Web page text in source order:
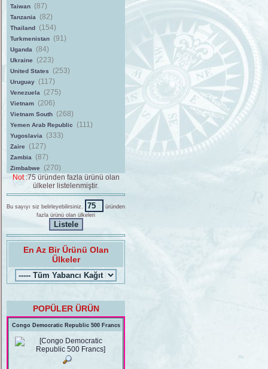
Taiwan (87)
Tanzania (82)
Thailand (154)
Turkmenistan (91)
Uganda (84)
Ukraine (223)
United States (253)
Uruguay (117)
Venezuela (275)
Vietnam (206)
Vietnam South (268)
Yemen Arab Republic (111)
Yugoslavia (333)
Zaire (127)
Zambia (87)
Zimbabwe
(270)
Not :75 üründen fazla ürünü olan
ülkeler listelenmiştir.
Bu sayıyı siz belirleyebilirsiniz.
üründen
fazla ürünü olan ülkeleri
En Az Bir Ürünü Olan
Ülkeler
POPÜLER ÜRÜN
Congo Democratic Republic 500 Francs